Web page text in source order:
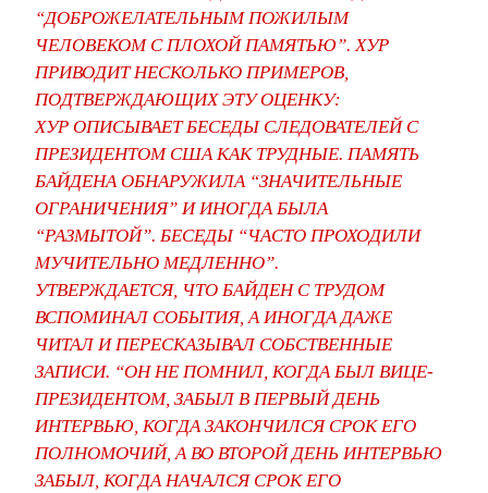
“ДОБРОЖЕЛАТЕЛЬНЫМ ПОЖИЛЫМ
ЧЕЛОВЕКОМ С ПЛОХОЙ ПАМЯТЬЮ”. ХУР
ПРИВОДИТ НЕСКОЛЬКО ПРИМЕРОВ,
ПОДТВЕРЖДАЮЩИХ ЭТУ ОЦЕНКУ:
ХУР ОПИСЫВАЕТ БЕСЕДЫ СЛЕДОВАТЕЛЕЙ С
ПРЕЗИДЕНТОМ США КАК ТРУДНЫЕ. ПАМЯТЬ
БАЙДЕНА ОБНАРУЖИЛА “ЗНАЧИТЕЛЬНЫЕ
ОГРАНИЧЕНИЯ” И ИНОГДА БЫЛА
“РАЗМЫТОЙ”. БЕСЕДЫ “ЧАСТО ПРОХОДИЛИ
МУЧИТЕЛЬНО МЕДЛЕННО”.
УТВЕРЖДАЕТСЯ, ЧТО БАЙДЕН С ТРУДОМ
ВСПОМИНАЛ СОБЫТИЯ, А ИНОГДА ДАЖЕ
ЧИТАЛ И ПЕРЕСКАЗЫВАЛ СОБСТВЕННЫЕ
ЗАПИСИ. “ОН НЕ ПОМНИЛ, КОГДА БЫЛ ВИЦЕ-
ПРЕЗИДЕНТОМ, ЗАБЫЛ В ПЕРВЫЙ ДЕНЬ
ИНТЕРВЬЮ, КОГДА ЗАКОНЧИЛСЯ СРОК ЕГО
ПОЛНОМОЧИЙ, А ВО ВТОРОЙ ДЕНЬ ИНТЕРВЬЮ
ЗАБЫЛ, КОГДА НАЧАЛСЯ СРОК ЕГО